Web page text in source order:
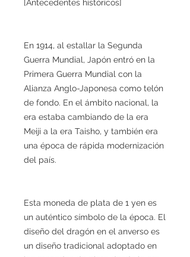
[Antecedentes históricos]
En 1914, al estallar la Segunda
Guerra Mundial, Japón entró en la
Primera Guerra Mundial con la
Alianza Anglo-Japonesa como telón
de fondo. En el ámbito nacional, la
era estaba cambiando de la era
Meiji a la era Taisho, y también era
una época de rápida modernización
del país.
Esta moneda de plata de 1 yen es
un auténtico símbolo de la época. El
diseño del dragón en el anverso es
un diseño tradicional adoptado en